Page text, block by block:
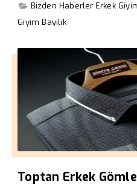
Bizden Haberler Erkek
Giyim Bayilik
Toptan Erkek